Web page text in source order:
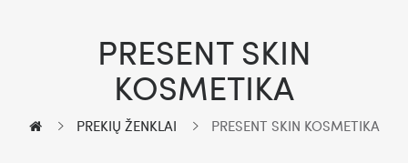
PRESENT SKIN
KOSMETIKA
PREKIŲ ŽENKLAI PRESENT SKIN KOSMETIKA